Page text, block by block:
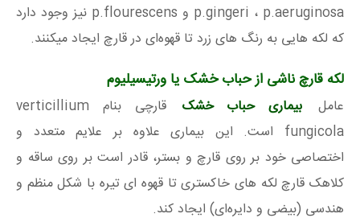
p.gingeri ، p.aeruginosa و p.flourescens نیز وجود دارد
که لکه هایی به رنگ های زرد تا قهوه‌ای در قارچ ایجاد میکنند.
لکه قارچ ناشی از حباب خشک یا ورتیسیلیوم
عامل بیماری حباب خشک
قارچی بنام verticillium
fungicola است. این بیماری علاوه بر علایم متعدد و
اختصاصی خود بر روی قارچ و بستر، قادر است بر روی ساقه و
کلاهک قارچ لکه های خاکستری تا قهوه ای تیره با شکل منظم و
هندسی (بیضی و دایره‌ای) ایجاد کند.